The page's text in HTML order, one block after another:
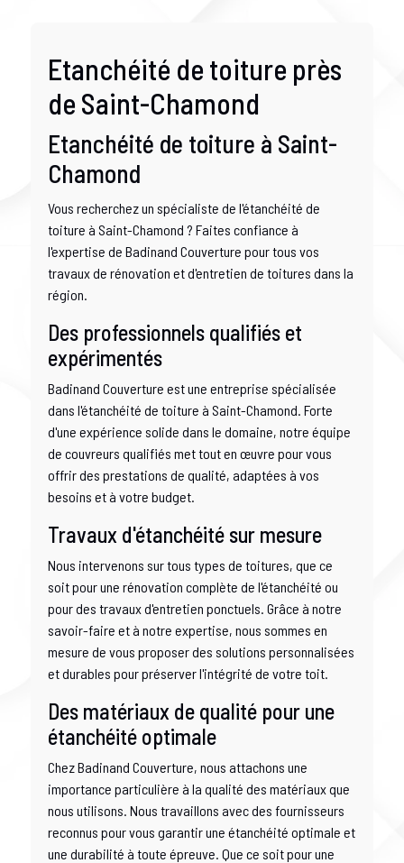
Etanchéité de toiture près
de Saint-Chamond
Etanchéité de toiture à Saint-
Chamond
Vous recherchez un spécialiste de l'étanchéité de
toiture à Saint-Chamond ? Faites confiance à
l'expertise de Badinand Couverture pour tous vos
travaux de rénovation et d'entretien de toitures dans la
région.
Des professionnels qualifiés et
expérimentés
Badinand Couverture est une entreprise spécialisée
dans l'étanchéité de toiture à Saint-Chamond. Forte
d'une expérience solide dans le domaine, notre équipe
de couvreurs qualifiés met tout en œuvre pour vous
offrir des prestations de qualité, adaptées à vos
besoins et à votre budget.
Travaux d'étanchéité sur mesure
Nous intervenons sur tous types de toitures, que ce
soit pour une rénovation complète de l'étanchéité ou
pour des travaux d'entretien ponctuels. Grâce à notre
savoir-faire et à notre expertise, nous sommes en
mesure de vous proposer des solutions personnalisées
et durables pour préserver l'intégrité de votre toit.
Des matériaux de qualité pour une
étanchéité optimale
Chez Badinand Couverture, nous attachons une
importance particulière à la qualité des matériaux que
nous utilisons. Nous travaillons avec des fournisseurs
reconnus pour vous garantir une étanchéité optimale et
une durabilité à toute épreuve. Que ce soit pour une